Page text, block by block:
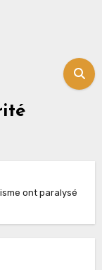
ont paralysé